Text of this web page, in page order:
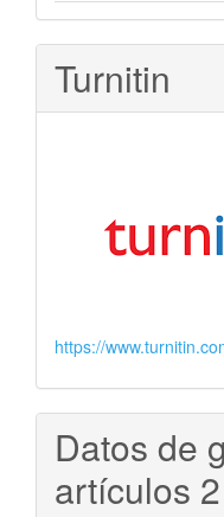
Turnitin
https://
Datos de
artículos